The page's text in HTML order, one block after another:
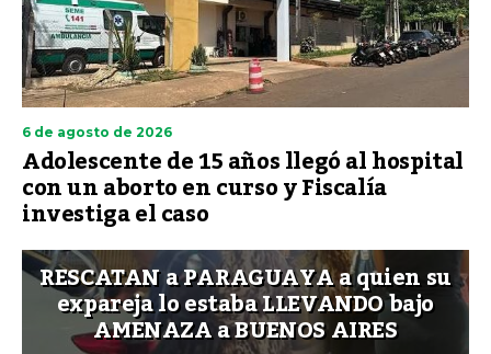
6 de agosto de 2026
Adolescente de 15 años llegó al hospital
con un aborto en curso y Fiscalía
investiga el caso
RESCATAN a PARAGUAYA a quien su
expareja lo estaba LLEVANDO bajo
AMENAZA a BUENOS AIRES